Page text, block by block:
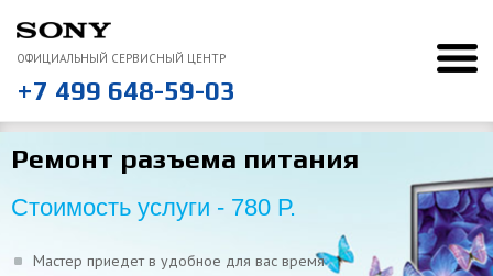
ОФИЦИАЛЬНЫЙ СЕРВИСНЫЙ ЦЕНТР
+7 499 648-59-03
“Понравилось, что курьер сам отвез и привез ноутбук
Ремонт разъема питания
Стоимость услуги - 780 Р.
Мастер приедет в удобное для вас время